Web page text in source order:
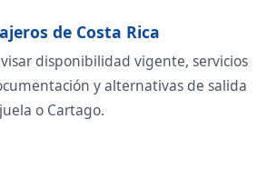
de Costa Rica
disponibilidad vigente, servicios
y alternativas de salida
o Cartago.